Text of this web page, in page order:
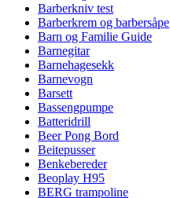
Barberkniv test
Barberkrem og barbersåpe
Barn og Familie Guide
Barnegitar
Barnehagesekk
Barnevogn
Barsett
Bassengpumpe
Batteridrill
Beer Pong Bord
Beitepusser
Benkebereder
Beoplay H95
BERG trampoline